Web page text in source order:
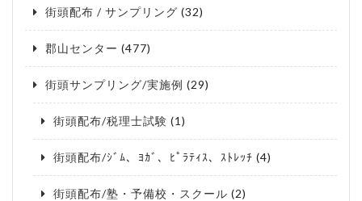
街頭配布 / サンプリング (32)
郡山センター (477)
街頭サンプリング/実施例 (29)
街頭配布/税理士試験 (1)
街頭配布/ｼﾞﾑ、ﾖｶﾞ、ﾋﾟﾗﾃｨｽ、ｽﾄﾚｯﾁ (4)
街頭配布/塾・予備校・スクール (2)